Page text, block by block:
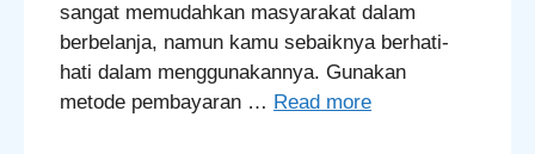
sangat memudahkan masyarakat dalam
berbelanja, namun kamu sebaiknya berhati-
hati dalam menggunakannya. Gunakan
metode pembayaran … Read more